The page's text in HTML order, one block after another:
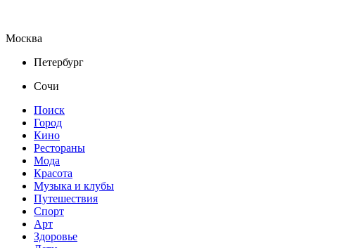
Москва
Петербург
Сочи
Поиск
Город
Кино
Рестораны
Мода
Красота
Музыка и клубы
Путешествия
Спорт
Арт
Здоровье